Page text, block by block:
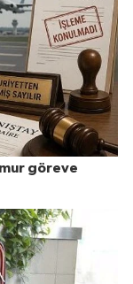
göreve